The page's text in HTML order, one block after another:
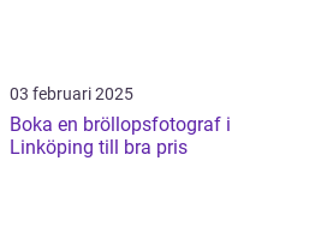
03 februari 2025
Boka en bröllopsfotograf i
Linköping till bra pris